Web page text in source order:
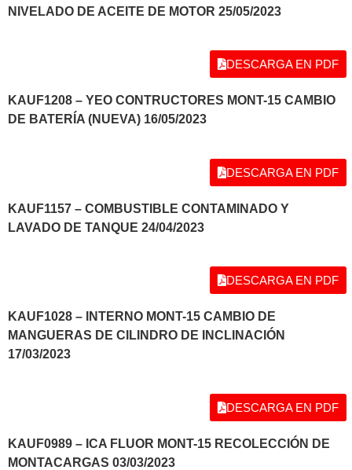
NIVELADO DE ACEITE DE MOTOR 25/05/2023
DESCARGA EN PDF
KAUF1208 – YEO CONTRUCTORES MONT-15 CAMBIO
DE BATERÍA (NUEVA) 16/05/2023
DESCARGA EN PDF
KAUF1157 – COMBUSTIBLE CONTAMINADO Y
LAVADO DE TANQUE 24/04/2023
DESCARGA EN PDF
KAUF1028 – INTERNO MONT-15 CAMBIO DE
MANGUERAS DE CILINDRO DE INCLINACIÓN
17/03/2023
DESCARGA EN PDF
KAUF0989 – ICA FLUOR MONT-15 RECOLECCIÓN DE
MONTACARGAS 03/03/2023